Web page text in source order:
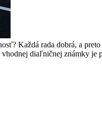
Každá rada dobrá, a
diaľničnej známky